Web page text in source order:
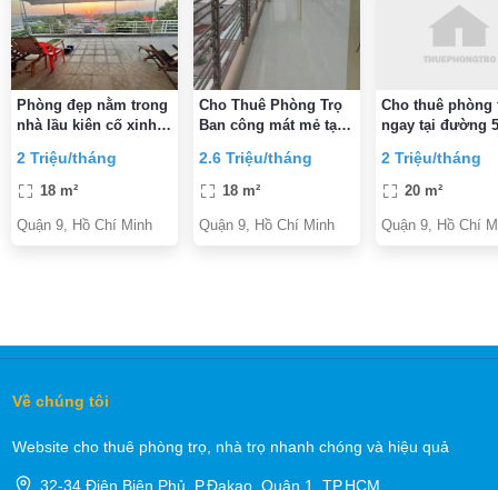
Phòng đẹp nằm trong
nhà lầu kiên cố xinh
và khuôn viên sân
vườn xanh mát
2 Triệu/tháng
18 m²
Quận 9, Hồ Chí Minh
Cho Thuê Phòng Trọ
Ban công mát mẻ tại
HCM
2.6 Triệu/tháng
18 m²
Quận 9, Hồ Chí Minh
Cho thuê phòng
ngay tại đường
9, Hồ Chí Minh
2 Triệu/tháng
20 m²
Quận 9, Hồ Chí
Về chúng tôi
Website cho thuê phòng trọ, nhà trọ nhanh chóng và hiệu quả
32-34 Điện Biên Phủ, P.Đakao, Quận 1, TP.HCM